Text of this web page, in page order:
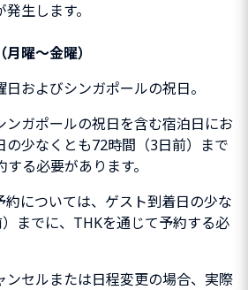
生します。
曜〜金曜）
日およびシンガポールの祝日。
ンガポールの祝日を含む宿泊日にお
の少なくとも72時間（3日前）まで
る必要があります。
約については、ゲスト到着日の少な
までに、THKを通じて予約する必
ンセルまたは日程変更の場合、実際